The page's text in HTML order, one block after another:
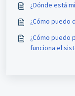
¿Dónde está
¿Cómo puedo
¿Cómo puedo
funciona el